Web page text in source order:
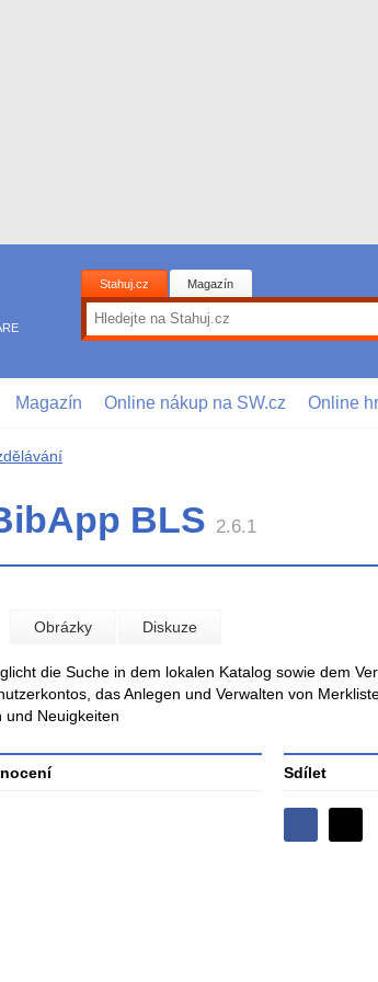
Stahuj.cz Magazín
Magazín Online nákup na SW.cz Online
BLS 2.6.1
Obrázky Diskuze
die Suche in dem lokalen Katalog sowie dem
das Anlegen und Verwalten von
und Neuigkeiten
Sdílet
Sdílejte